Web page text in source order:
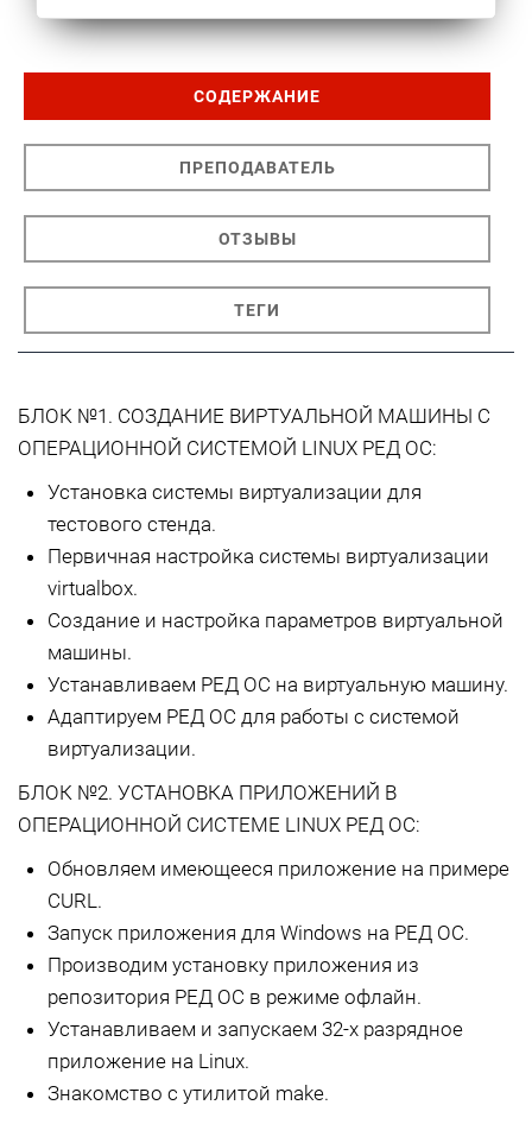
СОДЕРЖАНИЕ
ПРЕПОДАВАТЕЛЬ
ОТЗЫВЫ
ТЕГИ
БЛОК №1. СОЗДАНИЕ ВИРТУАЛЬНОЙ МАШИНЫ С
ОПЕРАЦИОННОЙ СИСТЕМОЙ LINUX РЕД ОС:
Установка системы виртуализации для
тестового стенда.
Первичная настройка системы виртуализации
virtualbox.
Создание и настройка параметров виртуальной
машины.
Устанавливаем РЕД ОС на виртуальную машину.
Адаптируем РЕД ОС для работы с системой
виртуализации.
БЛОК №2. УСТАНОВКА ПРИЛОЖЕНИЙ В
ОПЕРАЦИОННОЙ СИСТЕМЕ LINUX РЕД ОС:
Обновляем имеющееся приложение на примере
CURL.
Запуск приложения для Windows на РЕД ОС.
Производим установку приложения из
репозитория РЕД ОС в режиме офлайн.
Устанавливаем и запускаем 32-х разрядное
приложение на Linux.
Знакомство с утилитой make.